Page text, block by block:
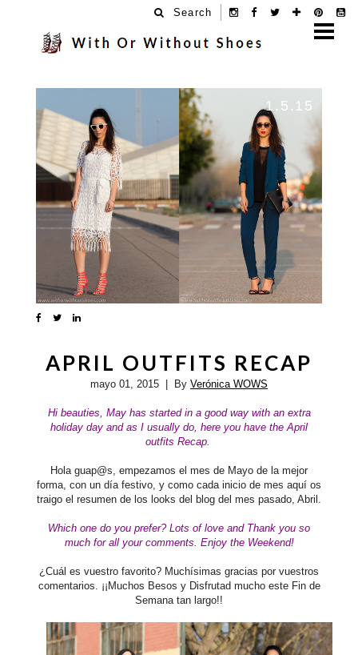
Search
1.5.15
APRIL OUTFITS RECAP
mayo 01, 2015 | By Verónica WOWS
Hi beauties, May has started in a good way with an extra
holiday day and as I usually do, here you have the April
outfits Recap.
Hola guap@s, empezamos el mes de Mayo de la mejor
forma, con un día festivo, y como cada inicio de mes aquí os
traigo el resumen de los looks del blog del mes pasado, Abril.
Which one do you prefer? Lots of love and Thank you so
much for all your comments. Enjoy the Weekend!
¿Cuál es vuestro favorito? Muchísimas gracias por vuestros
comentarios. ¡¡Muchos Besos y Disfrutad mucho este Fin de
Semana tan largo!!